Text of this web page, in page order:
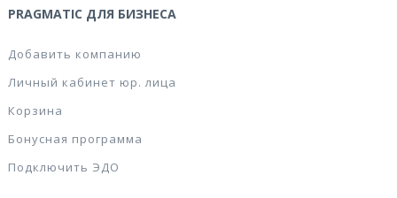
PRAGMATIC ДЛЯ БИЗНЕСА
Добавить компанию
Личный кабинет юр. лица
Корзина
Бонусная программа
Подключить ЭДО